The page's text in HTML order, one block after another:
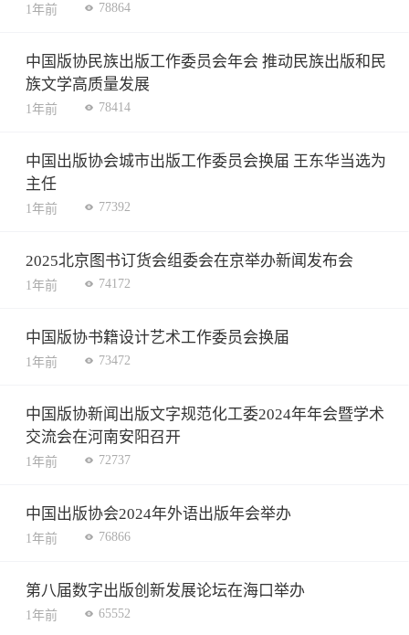
1年前 78864
中国版协民族出版工作委员会年会 推动民族出版和民
族文学高质量发展
1年前 78414
中国出版协会城市出版工作委员会换届 王东华当选为
主任
1年前 77392
2025北京图书订货会组委会在京举办新闻发布会
1年前 74172
中国版协书籍设计艺术工作委员会换届
1年前 73472
中国版协新闻出版文字规范化工委2024年年会暨学术
交流会在河南安阳召开
1年前 72737
中国出版协会2024年外语出版年会举办
1年前 76866
第八届数字出版创新发展论坛在海口举办
1年前 65552